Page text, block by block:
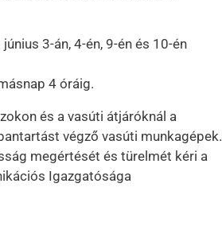
3-án, 4-én, 9-én és 10-én
4 óráig.
és a vasúti átjáróknál a
végző vasúti munkagépek.
megértését és türelmét kéri a
Igazgatósága